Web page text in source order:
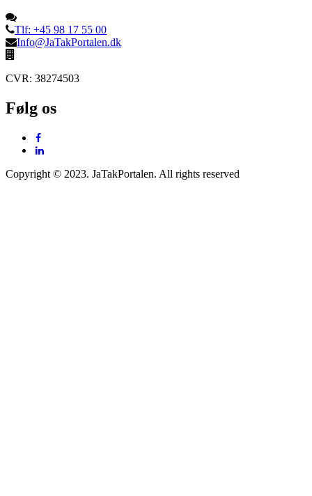
Tlf: +45 98 17 55 00
Info@JaTakPortalen.dk
CVR: 38274503
Følg os
Copyright © 2023. JaTakPortalen. All rights reserved